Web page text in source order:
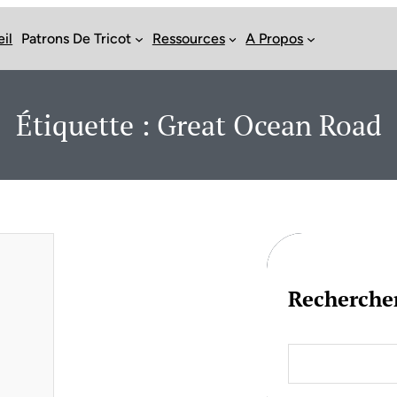
Patrons De Tricot Ressources A Propos
Étiquette : Great Ocean Road
a